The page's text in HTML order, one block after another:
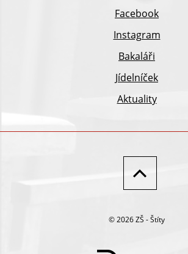
Facebook
Instagram
Bakaláři
Jídelníček
Aktuality
© 2026 ZŠ - Štíty